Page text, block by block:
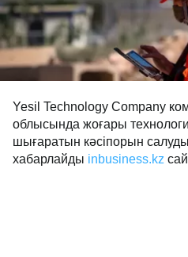
Yesil Technology Company
облысында жоғары
шығаратын кәсіпорын
хабарлайды inbusiness.kz